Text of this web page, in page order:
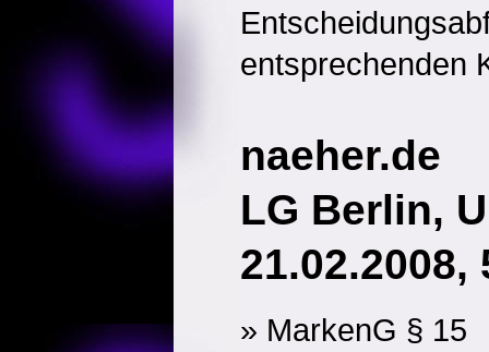
entsprechenden
naeher.de
LG Berlin,
21.02.2008,
» MarkenG § 15